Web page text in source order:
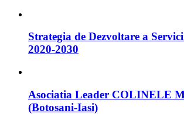
Strategia de Dezvoltare a
2020-2030
Asociatia Leader COLINELE
(Botosani-Iasi)